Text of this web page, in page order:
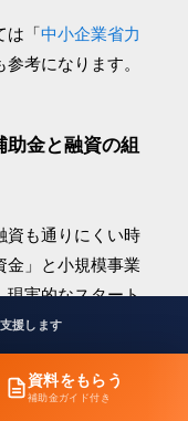
は「中小企業省力
参考になります。
金と融資の組
資も通りにくい時
金」と小規模事業
現実的なスタート
補助金が用意さ
援します
資料をもらう
補助金ガイド付き